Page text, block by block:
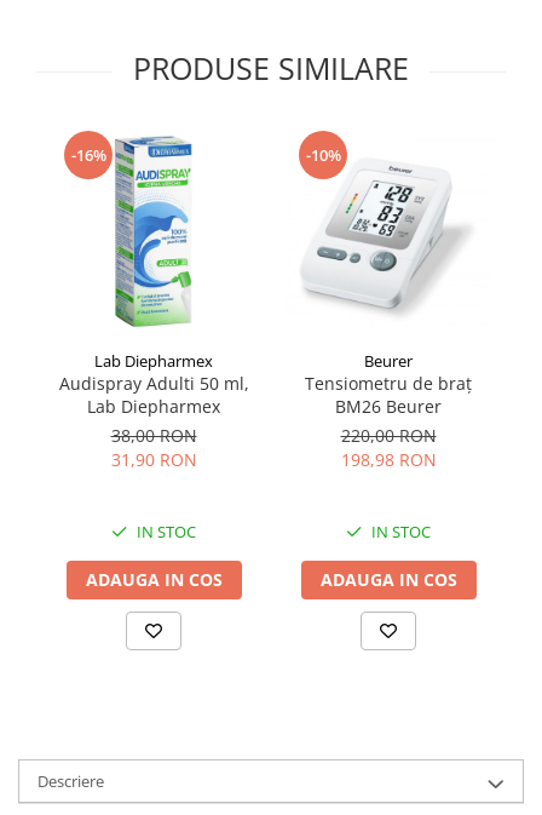
Supliment Zinc
Tuse gat si respiratie
Vitamine si minerale
PRODUSE SIMILARE
-16%
Lab Diepharmex
Audispray Adulti 50 ml,
Lab Diepharmex
38,00 RON
31,90 RON
IN STOC
ADAUGA IN COS
-10%
Beurer
Tensiometru de braț
BM26 Beurer
220,00 RON
198,98 RON
IN STOC
ADAUGA IN COS
Descriere